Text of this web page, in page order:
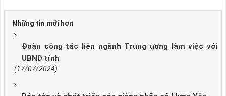
Những tin mới hơn
Đoàn công tác liên ngành Trung ương làm việc với
UBND tỉnh
(17/07/2024)